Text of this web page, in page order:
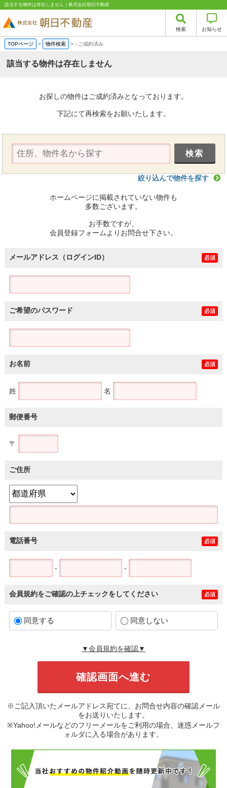
該当する物件は存在しません｜株式会社朝日不動産
検索 お知らせ
TOPページ > 物件検索 >- ご成約済み
該当する物件は存在しません
お探しの物件はご成約済みとなっております。
下記にて再検索をお願いたします。
絞り込んで物件を探す
ホームページに掲載されていない物件も
多数ございます。
お手数ですが、
会員登録フォームよりお問合せ下さい。
メールアドレス（ログインID） 必須
ご希望のパスワード 必須
お名前 必須
姓 名
郵便番号
〒
ご住所
電話番号 必須
- -
会員規約をご確認の上チェックをしてください 必須
同意する 同意しない
▼会員規約を確認▼
※ご記入頂いたメールアドレス宛てに、お問合せ内容の確認メール
をお送りいたします。
※Yahoo!メールなどのフリーメールをご利用の場合、迷惑メールフ
ォルダに入る場合があります。